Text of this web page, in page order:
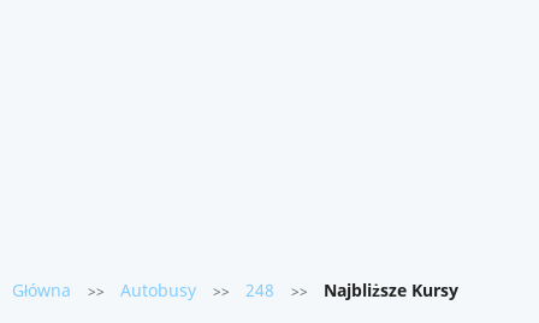
Główna >> Autobusy >> 248 >> Najbliższe Kursy